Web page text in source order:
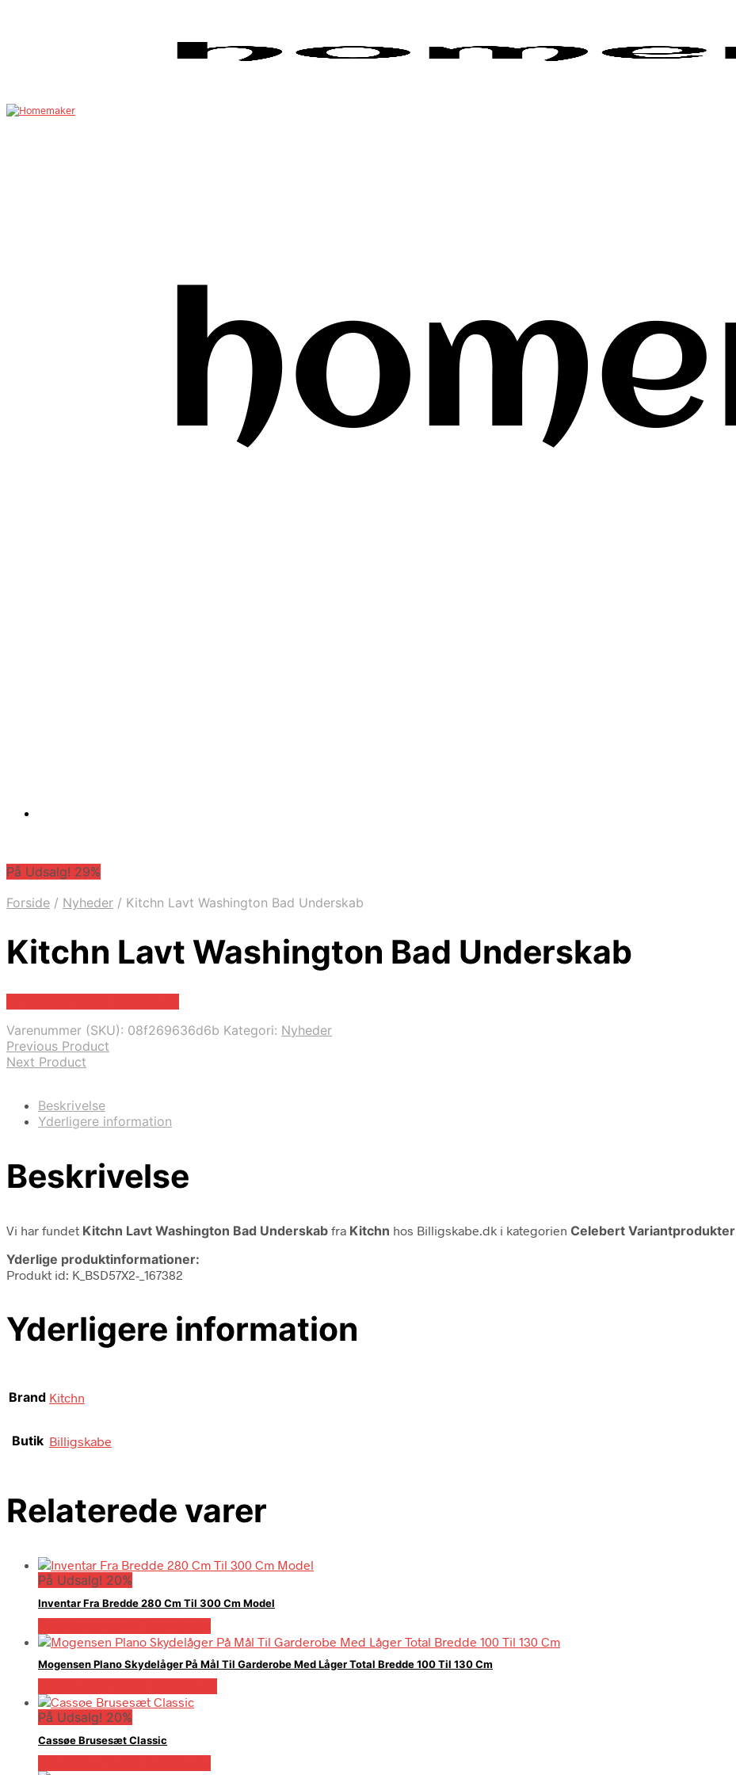
På Udsalg! 29%
Forside / Nyheder / Kitchn Lavt Washington Bad Underskab
Kitchn Lavt Washington Bad Underskab
Varenummer (SKU): 08f269636d6b Kategori: Nyheder
Previous Product
Next Product
Beskrivelse
Yderligere information
Beskrivelse
Vi har fundet Kitchn Lavt Washington Bad Underskab fra Kitchn hos Billigskabe.dk i kategorien Celebert Variantprodukter
Yderlige produktinformationer:
Produkt id: K_BSD57X2-_167382
Yderligere information
Brand Kitchn
Butik Billigskabe
Relaterede varer
På Udsalg! 20%
Inventar Fra Bredde 280 Cm Til 300 Cm Model
Mogensen Plano Skydelåger På Mål Til Garderobe Med Låger Total Bredde 100 Til 130 Cm
På Udsalg! 20%
Cassøe Brusesæt Classic